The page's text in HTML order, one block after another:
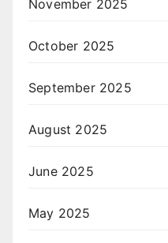
November 2025
October 2025
September 2025
August 2025
June 2025
May 2025